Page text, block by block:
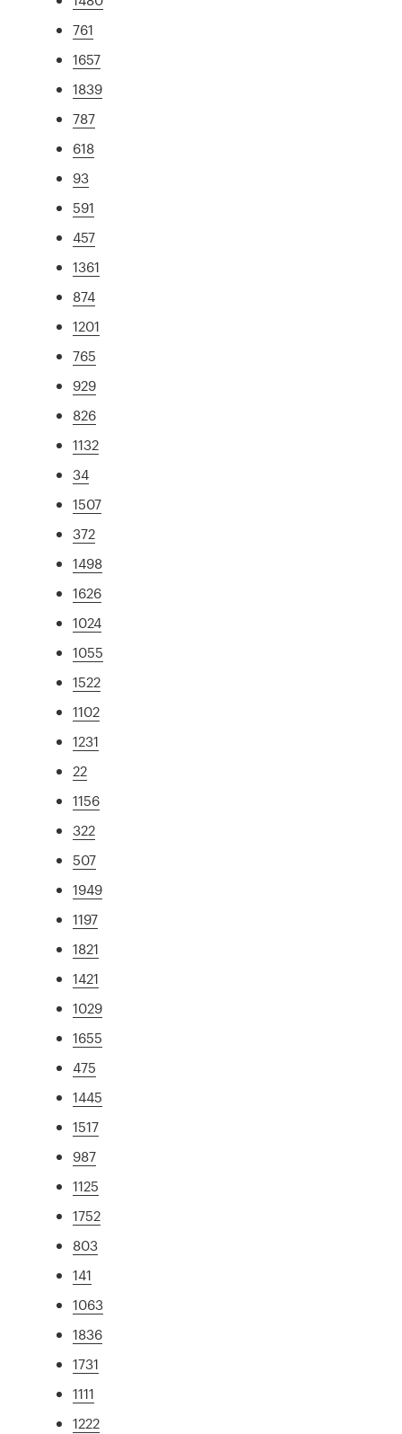
761
1657
1839
787
618
93
591
457
1361
874
1201
765
929
826
1132
34
1507
372
1498
1626
1024
1055
1522
1102
1231
22
1156
322
507
1949
1197
1821
1421
1029
1655
475
1445
1517
987
1125
1752
803
141
1063
1836
1731
1111
1222